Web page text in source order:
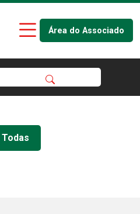
Área do Associado
Todas